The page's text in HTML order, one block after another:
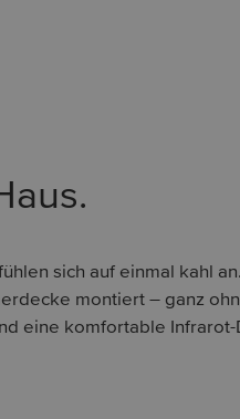
sich auf einmal kahl
montiert – ganz
eine komfortable